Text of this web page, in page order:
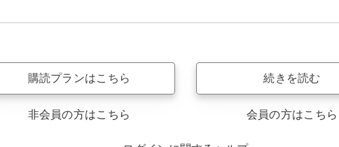
購読プランはこちら
非会員の方はこちら
続きを読む
会員の方はこちら